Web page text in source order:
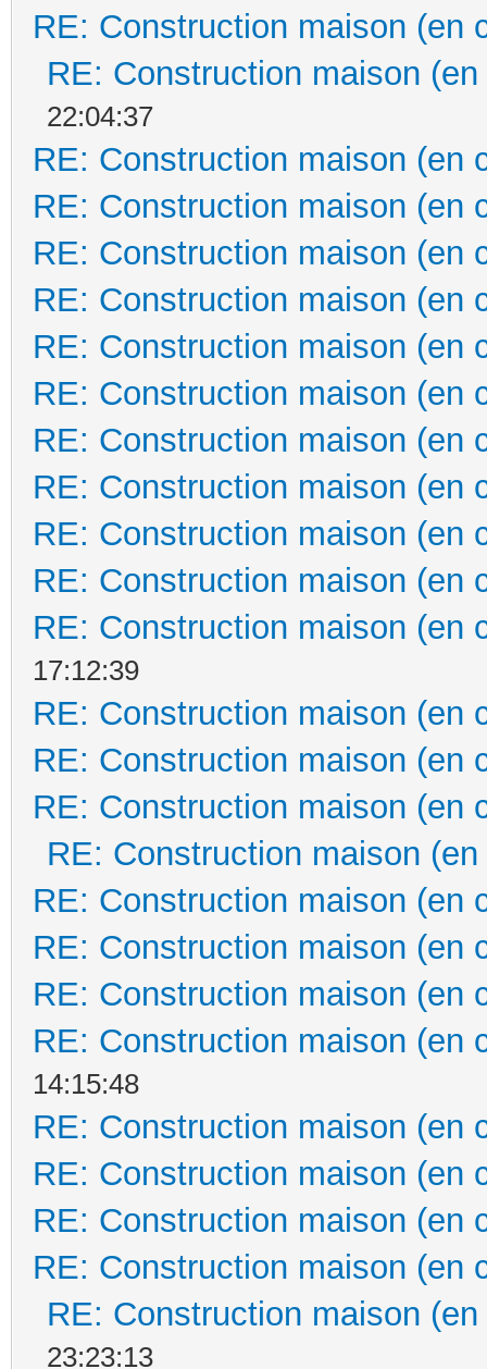
RE: Construction maison (en
RE: Construction maison
22:04:37
RE: Construction maison (en
RE: Construction maison (en
RE: Construction maison (en
RE: Construction maison (en
RE: Construction maison (en
RE: Construction maison (en
RE: Construction maison (en
RE: Construction maison (en
RE: Construction maison (en
RE: Construction maison (en
RE: Construction maison (en
17:12:39
RE: Construction maison (en
RE: Construction maison (en
RE: Construction maison (en
RE: Construction maison
RE: Construction maison (en
RE: Construction maison (en
RE: Construction maison (en
RE: Construction maison (en
14:15:48
RE: Construction maison (en
RE: Construction maison (en
RE: Construction maison (en
RE: Construction maison (en
RE: Construction maison
23:23:13